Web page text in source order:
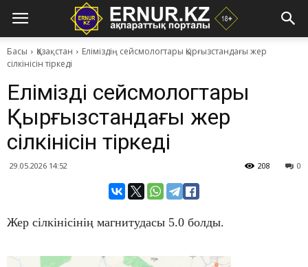
Басы Қазақстан
Еліміздің сейсмологтары Қырғызстандағы жер
сілкінісін тіркеді
Еліміздің сейсмологтары
Қырғызстандағы жер
сілкінісін тіркеді
29.05.2026 14:52 0
208
Жер сілкінісінің магнитудасы 5.0 болды.